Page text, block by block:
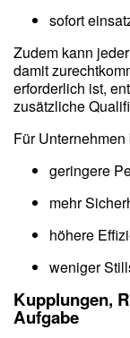
sofort
Zudem kann
damit
erforderlich ist,
zusätzliche
Für
geringere
mehr
höhere
weniger
Kupplungen,
Aufgabe